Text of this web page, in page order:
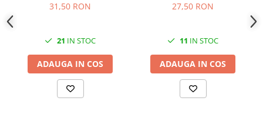
31,50 RON
21 IN STOC
ADAUGA IN COS
27,50 RON
11 IN STOC
ADAUGA IN COS